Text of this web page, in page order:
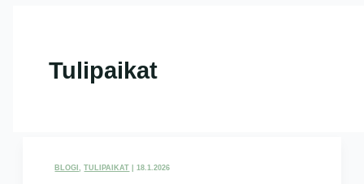
Tulipaikat
BLOGI,TULIPAIKAT |18.1.2026